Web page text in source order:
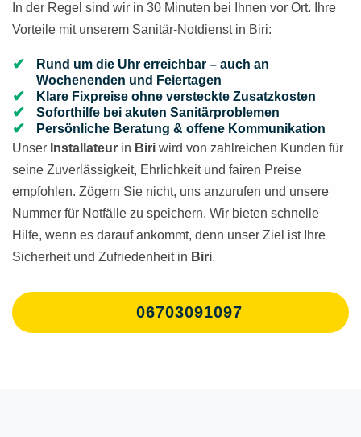
In der Regel sind wir in 30 Minuten bei Ihnen vor Ort. Ihre
Vorteile mit unserem Sanitär-Notdienst in Biri:
Rund um die Uhr erreichbar – auch an
Wochenenden und Feiertagen
Klare Fixpreise ohne versteckte Zusatzkosten
Soforthilfe bei akuten Sanitärproblemen
Persönliche Beratung & offene Kommunikation
Unser Installateur in Biri wird von zahlreichen Kunden für
seine Zuverlässigkeit, Ehrlichkeit und fairen Preise
empfohlen. Zögern Sie nicht, uns anzurufen und unsere
Nummer für Notfälle zu speichern. Wir bieten schnelle
Hilfe, wenn es darauf ankommt, denn unser Ziel ist Ihre
Sicherheit und Zufriedenheit in Biri.
06703091097